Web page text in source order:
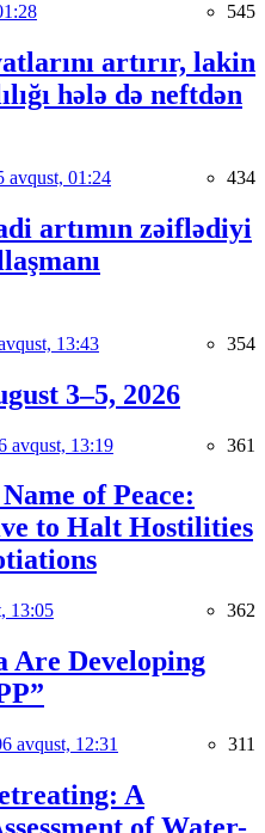
545
artırır, lakin
hələ də neftdən
avqust, 01:24 434
artımın zəiflədiyi
13:43 354
3–5, 2026
avqust, 13:19 361
of Peace:
to Halt Hostilities
13:05 362
Are Developing
avqust, 12:31 311
A